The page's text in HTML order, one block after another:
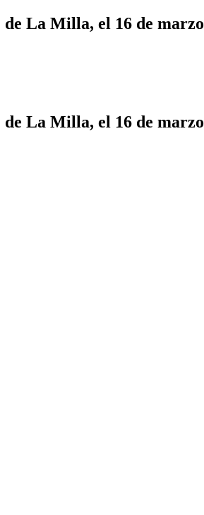
La Milla, el 16 de marzo
La Milla, el 16 de marzo